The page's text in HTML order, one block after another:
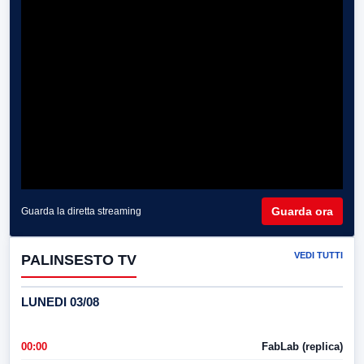
Guarda la diretta streaming Guarda ora
PALINSESTO TV VEDI TUTTI
LUNEDI 03/08
00:00 FabLab (replica)